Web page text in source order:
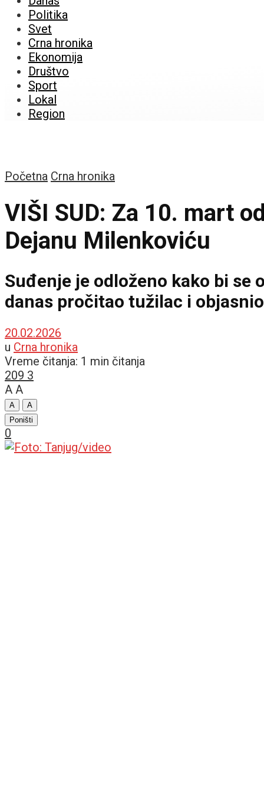
Politika
Svet
Crna hronika
Ekonomija
Društvo
Sport
Lokal
Region
Početna Crna hronika
VIŠI SUD: Za 10. mart
Dejanu Milenkoviću
Suđenje je odloženo kako bi
danas pročitao tužilac i
20.02.2026
u Crna hronika
Vreme čitanja: 1 min čitanja
209 3
A A
A
A
Poništi
0